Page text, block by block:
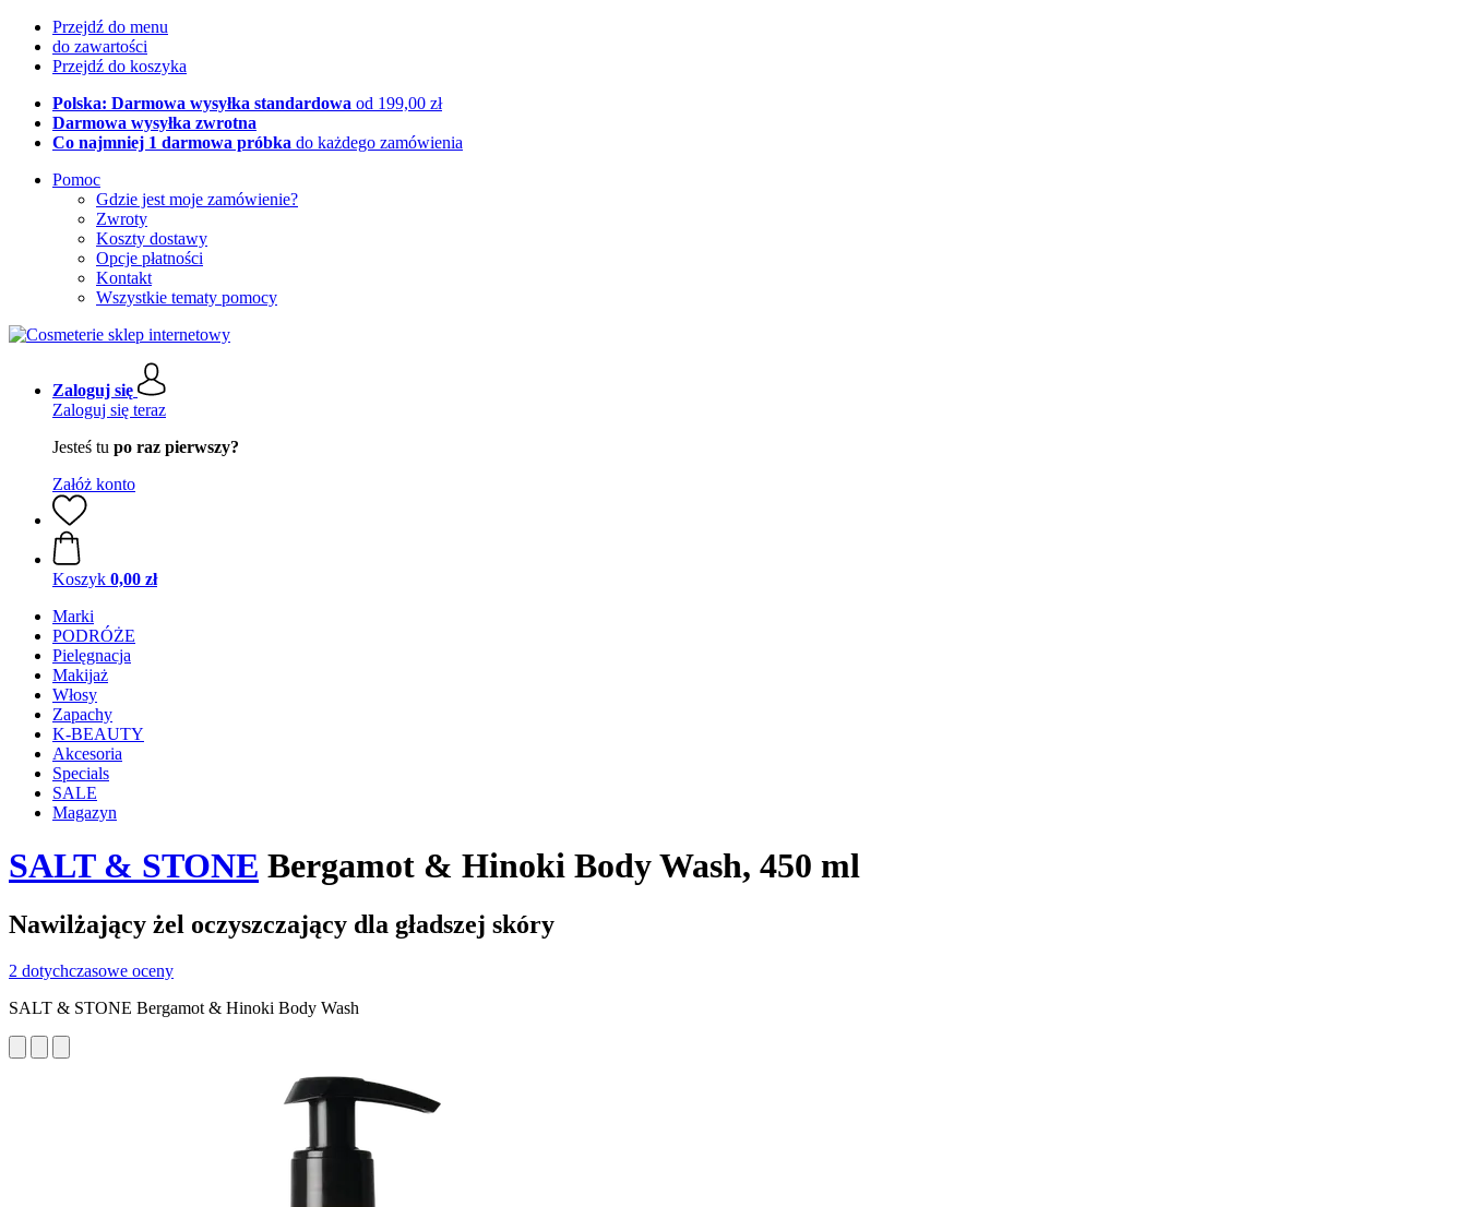
Przejdź do menu
do zawartości
Przejdź do koszyka
Polska: Darmowa wysyłka standardowa od 199,00 zł
Darmowa wysyłka zwrotna
Co najmniej 1 darmowa próbka do każdego zamówienia
Pomoc
Gdzie jest moje zamówienie?
Zwroty
Koszty dostawy
Opcje płatności
Kontakt
Wszystkie tematy pomocy
Zaloguj się
Zaloguj się teraz
Jesteś tu po raz pierwszy?
Załóż konto
Koszyk 0,00 zł
Marki
PODRÓŻE
Pielęgnacja
Makijaż
Włosy
Zapachy
K-BEAUTY
Akcesoria
Specials
SALE
Magazyn
SALT & STONE Bergamot & Hinoki Body Wash, 450 ml
Nawilżający żel oczyszczający dla gładszej skóry
2 dotychczasowe oceny
SALT & STONE Bergamot & Hinoki Body Wash